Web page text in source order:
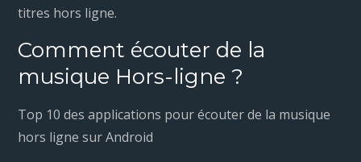
titres hors ligne.
Comment écouter de la
musique Hors-ligne ?
Top 10 des applications pour écouter de la musique
hors ligne sur Android